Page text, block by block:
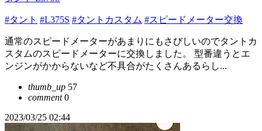
#タント #L375S #タントカスタム #スピードメーター交換
通常のスピードメーターがあまりにもさびしいのでタントカ
スタムのスピードメーターに交換しました。 型番違うとエ
ンジンがかからないなど不具合がたくさんあるらし...
thumb_up 57
comment0
2023/03/25 02:44